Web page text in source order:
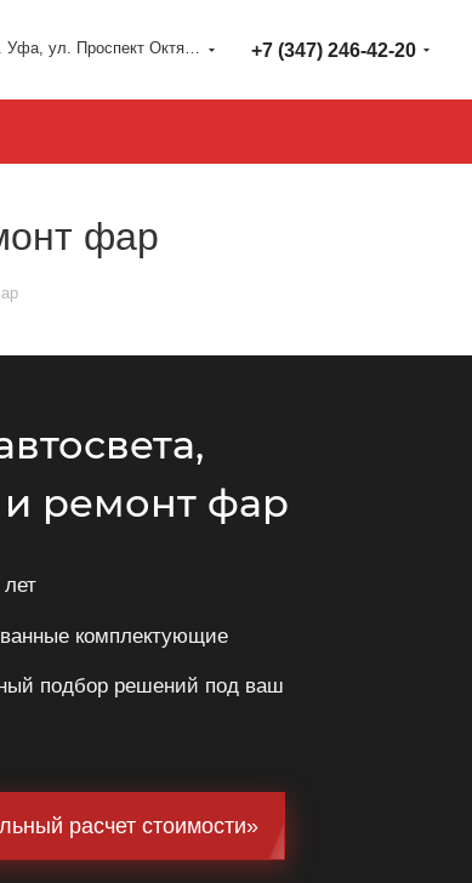
г. Уфа, ул. Проспект Октября 127 +7 (347) 246-42-20
фар
ремонт фар
комплектующие
подбор решений под ваш
расчет стоимости»